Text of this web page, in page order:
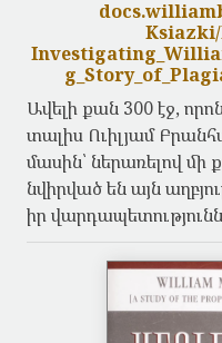
Ավելի քան 300 էջ,
տալիս Ուիլյամ
մասին՝ ներառելով մի
նվիրված են այն
իր